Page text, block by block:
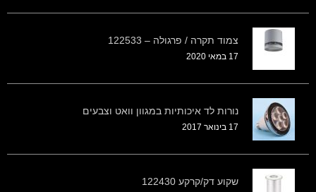
צמוד תקרה / פרגולה – 122533
17 במאי 2020
נורות לד איכותיות במגוון וואט וצבעים
17 בינואר 2017
שקוע דק/קרקע 122430